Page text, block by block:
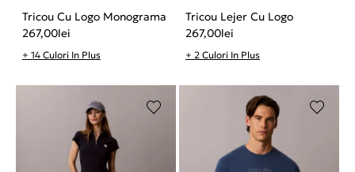
Tricou Cu Logo Monograma
267,00lei
+ 14 Culori In Plus
Tricou Lejer Cu Logo
267,00lei
+ 2 Culori In Plus